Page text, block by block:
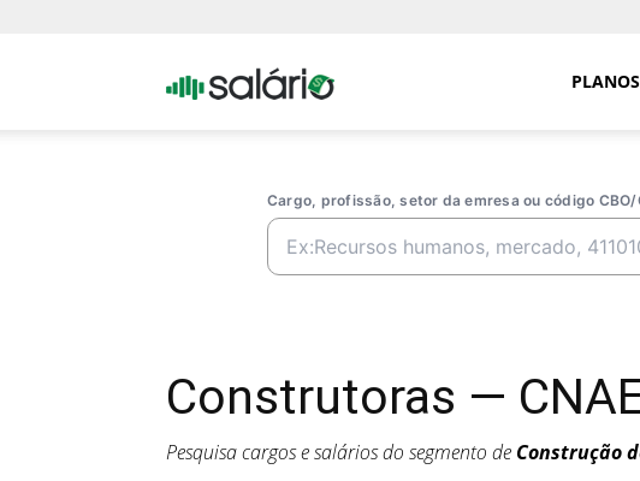
Portal
Cargo, profissão, setor da emresa ou código CBO/
Construtoras —
Pesquisa cargos e salários do segmento de Construção